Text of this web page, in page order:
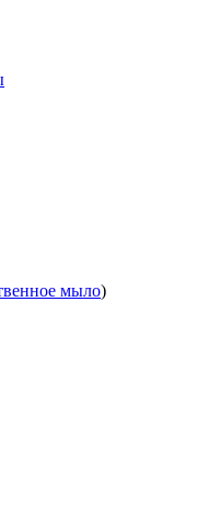
мыло)